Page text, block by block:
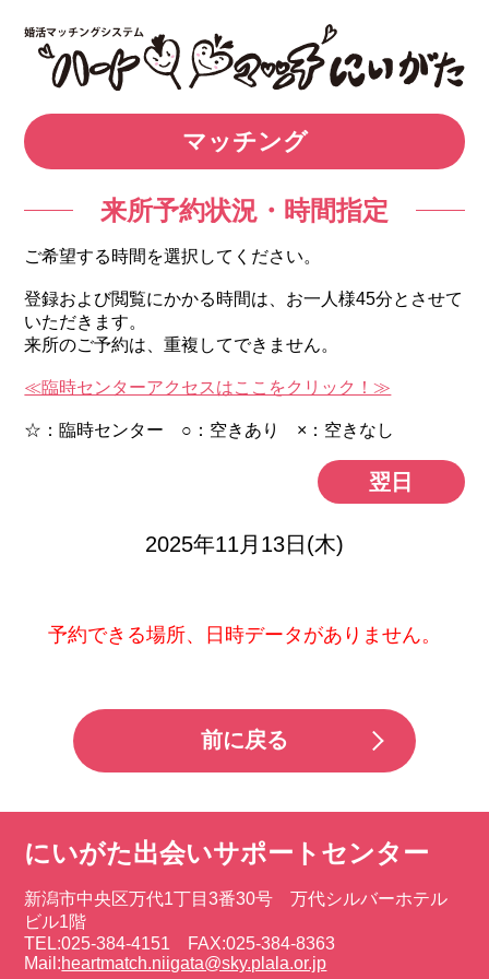
マッチング
来所予約状況・時間指定
ご希望する時間を選択してください。
登録および閲覧にかかる時間は、お一人様45分とさせて
いただきます。
来所のご予約は、重複してできません。
≪臨時センターアクセスはここをクリック！≫
☆：臨時センター ○：空きあり ×：空きなし
翌日
2025年11月13日(木)
予約できる場所、日時データがありません。
前に戻る
にいがた出会いサポートセンター
新潟市中央区万代1丁目3番30号 万代シルバーホテル
ビル1階
TEL:025-384-4151 FAX:025-384-8363
Mail:heartmatch.niigata@sky.plala.or.jp